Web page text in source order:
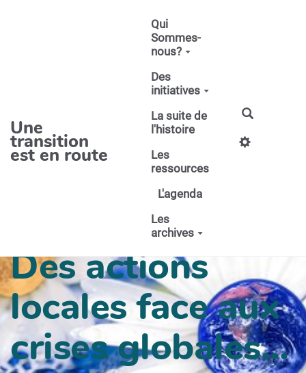
Une
transition
est en route
Qui
Sommes-
nous?
Des
initiatives
La suite de
l'histoire
Les
ressources
L'agenda
Les
archives
Des actions
locales face aux
crises globales...